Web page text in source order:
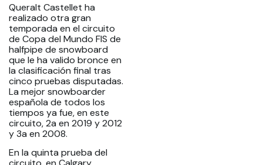
Queralt Castellet ha
realizado otra gran
temporada en el circuito
de Copa del Mundo FIS de
halfpipe de snowboard
que le ha valido bronce en
la clasificación final tras
cinco pruebas disputadas.
La mejor snowboarder
española de todos los
tiempos ya fue, en este
circuito, 2a en 2019 y 2012
y 3a en 2008.
En la quinta prueba del